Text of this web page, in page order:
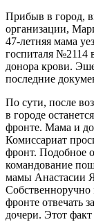
Прибыв в город,
организации,
47-летняя мама
госпиталя №2114
донора крови.
последние
По сути, после
в городе
фронте. Мама и
Комиссариат
фронт. Подобное
командование
мамы Анастасии
Собственноручно
фронте отвечать
дочери. Этот